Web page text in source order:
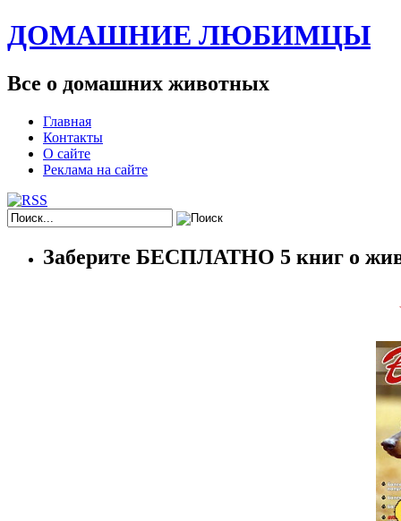
ДОМАШНИЕ ЛЮБИМЦЫ
Все о домашних животных
Главная
Контакты
О сайте
Реклама на сайте
Заберите БЕСПЛАТНО 5 книг о